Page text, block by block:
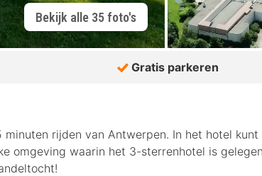
Bekijk alle 35 foto's
Gratis parkeren
rijden van Antwerpen. In het hotel kunt
omgeving waarin het 3-sterrenhotel is